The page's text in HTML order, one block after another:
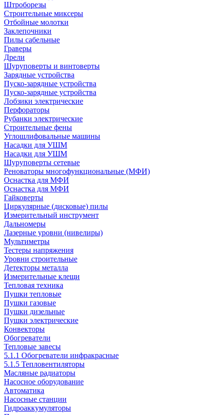
Штроборезы
Строительные миксеры
Отбойные молотки
Заклепочники
Пилы сабельные
Граверы
Дрели
Шуруповерты и винтоверты
Зарядные устройства
Пуско-зарядные устройства
Пуско-зарядные устройства
Лобзики электрические
Перфораторы
Рубанки электрические
Строительные фены
Углошлифовальные машины
Насадки для УШМ
Насадки для УШМ
Шуруповерты сетевые
Реноваторы многофункциональные (МФИ)
Оснастка для МФИ
Оснастка для МФИ
Гайковерты
Циркулярные (дисковые) пилы
Измерительный инструмент
Дальномеры
Лазерные уровни (нивелиры)
Мультиметры
Тестеры напряжения
Уровни строительные
Детекторы металла
Измерительные клещи
Тепловая техника
Пушки тепловые
Пушки газовые
Пушки дизельные
Пушки электрические
Конвекторы
Обогреватели
Тепловые завесы
5.1.1 Обогреватели инфракрасные
5.1.5 Тепловентиляторы
Масляные радиаторы
Насосное оборудование
Автоматика
Насосные станции
Гидроаккумуляторы